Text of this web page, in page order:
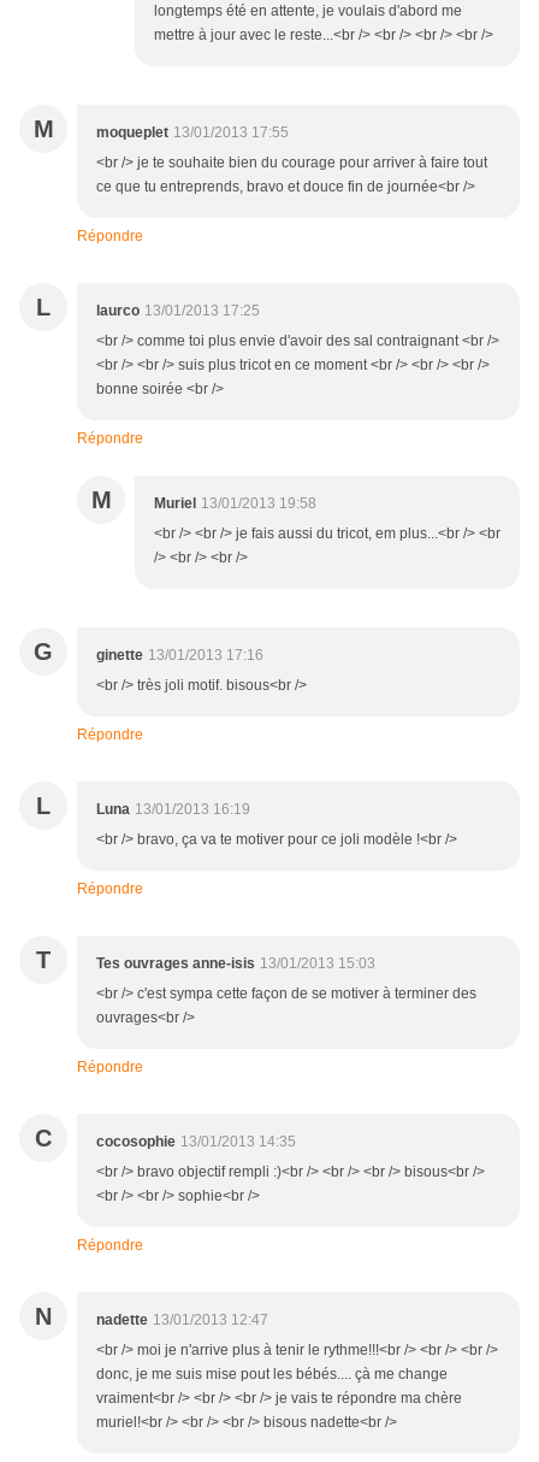
longtemps été en attente, je voulais d'abord me
mettre à jour avec le reste...<br /> <br /> <br /> <br />
M moqueplet 13/01/2013 17:55
<br /> je te souhaite bien du courage pour arriver à faire tout
ce que tu entreprends, bravo et douce fin de journée<br />
Répondre
L laurco 13/01/2013 17:25
<br /> comme toi plus envie d'avoir des sal contraignant <br />
<br /> <br /> suis plus tricot en ce moment <br /> <br /> <br />
bonne soirée <br />
Répondre
M Muriel 13/01/2013 19:58
<br /> <br /> je fais aussi du tricot, em plus...<br /> <br
/> <br /> <br />
G ginette 13/01/2013 17:16
<br /> très joli motif. bisous<br />
Répondre
L Luna 13/01/2013 16:19
<br /> bravo, ça va te motiver pour ce joli modèle !<br />
Répondre
T Tes ouvrages anne-isis 13/01/2013 15:03
<br /> c'est sympa cette façon de se motiver à terminer des
ouvrages<br />
Répondre
C cocosophie 13/01/2013 14:35
<br /> bravo objectif rempli :)<br /> <br /> <br /> bisous<br />
<br /> <br /> sophie<br />
Répondre
N nadette 13/01/2013 12:47
<br /> moi je n'arrive plus à tenir le rythme!!!<br /> <br /> <br />
donc, je me suis mise pout les bébés.... çà me change
vraiment<br /> <br /> <br /> je vais te répondre ma chère
muriel!<br /> <br /> <br /> bisous nadette<br />